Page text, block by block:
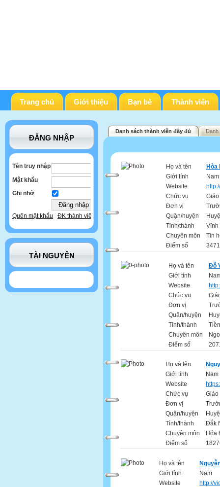
Trang chủ Giới thiệu Bạn bè Thành viên
ĐĂNG NHẬP
Tên truy nhập
Mật khẩu
Ghi nhớ
Quên mật khẩu ĐK thành viên
TÀI NGUYÊN
Danh sách thành viên đầy đủ Danh
Họ và tên
Hòa
Giới tính
Nam
Website
Chức vụ
Đơn vị
Quận/huyện
Tỉnh/thành
Vĩnh
Chuyên môn
Tin
Điểm số
Họ và tên
Đỗ
Giới tính
Website
Chức vụ
Đơn vị
Quận/huyện
Tỉnh/thành
Chuyên môn
Điểm số
Họ và tên
Giới tính
Nam
Website
Chức vụ
Giáo
Đơn vị
Quận/huyện
Tỉnh/thành
Đắk
Chuyên môn
Hóa
Điểm số
Họ và tên
Giới tính
Nam
Website
http://